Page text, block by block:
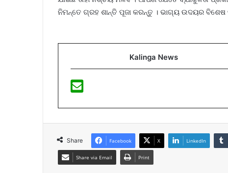
ନିମନ୍ତେ ଗ୍ରହ ଶାନ୍ତି ପୂଜା କରନ୍ତୁ । ଭାଗ୍ୟ ଉଦୟର ବିଶେଷ
Kalinga News
Share Facebook X LinkedIn
Share via Email Print